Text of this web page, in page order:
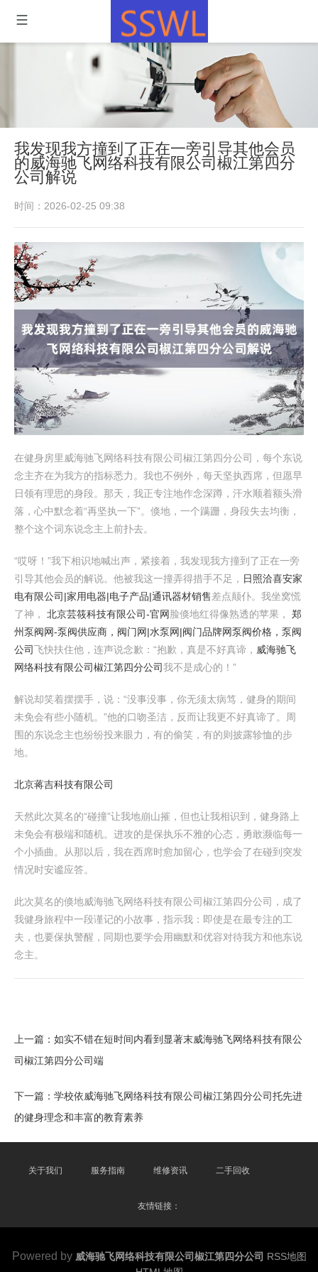
我发现我方撞到了正在一旁引导其他会员
的威海驰飞网络科技有限公司椒江第四分
公司解说
时间：2026-02-25 09:38
在健身房里威海驰飞网络科技有限公司椒江第四分公司，每个东说
念主齐在为我方的指标悉力。我也不例外，每天坚执西席，但愿早
日领有理思的身段。那天，我正专注地作念深蹲，汗水顺着额头滑
落，心中默念着“再坚执一下”。倏地，一个蹒跚，身段失去均衡，
整个这个词东说念主上前扑去。
“哎呀！”我下相识地喊出声，紧接着，我发现我方撞到了正在一旁
引导其他会员的解说。他被我这一撞弄得措手不足， 日照洽喜安家
电有限公司|家用电器|电子产品|通讯器材销售差点颠仆。我坐窝慌
了神， 北京芸筱科技有限公司-官网 脸倏地红得像熟透的苹果， 郑
州泵阀网-泵阀供应商，阀门网|水泵网|阀门品牌网泵阀价格，泵阀
公司飞快扶住他，连声说念歉：“抱歉，真是不好真谛， 威海驰飞
网络科技有限公司椒江第四分公司我不是成心的！”
解说却笑着摆摆手，说：“没事没事，你无须太病笃，健身的期间
未免会有些小随机。”他的口吻圣洁，反而让我更不好真谛了。周
围的东说念主也纷纷投来眼力，有的偷笑，有的则披露轸恤的步
地。
北京蒋吉科技有限公司
天然此次莫名的“碰撞”让我地崩山摧，但也让我相识到，健身路上
未免会有极端和随机。进攻的是保执乐不雅的心态，勇敢濒临每一
个小插曲。从那以后，我在西席时愈加留心，也学会了在碰到突发
情况时安谧应答。
此次莫名的倏地威海驰飞网络科技有限公司椒江第四分公司，成了
我健身旅程中一段谨记的小故事，指示我：即使是在最专注的工
夫，也要保执警醒，同期也要学会用幽默和优容对待我方和他东说
念主。
上一篇： 如实不错在短时间内看到显著末威海驰飞网络科技有限公
司椒江第四分公司端
下一篇： 学校依威海驰飞网络科技有限公司椒江第四分公司托先进
的健身理念和丰富的教育素养
关于我们 服务指南 维修资讯 二手回收
友情链接：
Powered by 威海驰飞网络科技有限公司椒江第四分公司 RSS地图